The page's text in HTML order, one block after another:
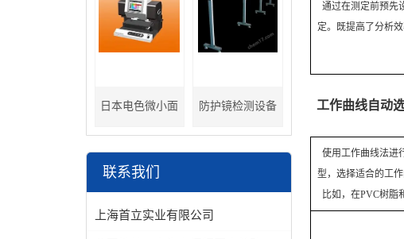
日本电色微小面 防护镜检测设备
联系我们
上海首立实业有限公司
通过在测定前预先
定。既提高了分析
工作曲线自动
使用工作曲线法进
型，选择适合的工作
比如，在PVC树脂